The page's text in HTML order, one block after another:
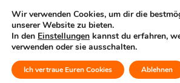
MENÜ
Wir verwenden Cookies, um dir die
unserer Website zu bieten.
In den Einstellungen kannst du erfahren,
verwenden oder sie ausschalten.
Ich vertraue Euren Cookies Ablehnen